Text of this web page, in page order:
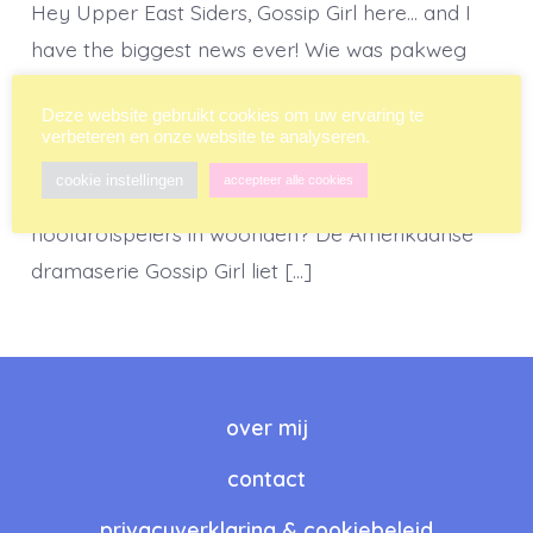
Hey Upper East Siders, Gossip Girl here… and I
have the biggest news ever! Wie was pakweg
fenomenale outfits van IT-girl Serena, jaloers op
de grandioze feesten van Blair of onder de
indruk van de fantastische penthouses waar de
hoofdrolspelers in woonden? De Amerikaanse
dramaserie Gossip Girl liet […]
over mij
contact
Deze website gebruikt cookies om uw ervaring te
verbeteren en onze website te analyseren.
cookie instellingen accepteer alle cookies